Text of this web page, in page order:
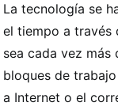
La tecnología se
el tiempo a través
sea cada vez más
bloques de
a Internet o el